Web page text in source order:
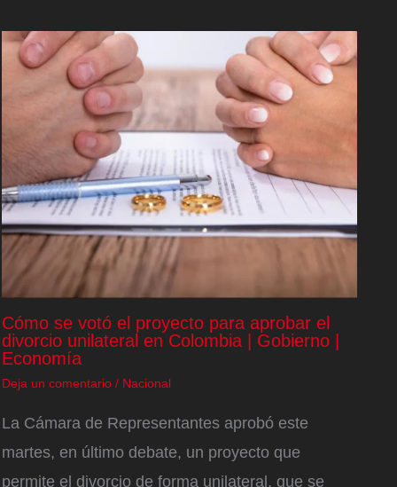
Cómo se votó el proyecto para aprobar el
divorcio unilateral en Colombia | Gobierno |
Economía
Deja un comentario / Nacional
La Cámara de Representantes aprobó este
martes, en último debate, un proyecto que
permite el divorcio de forma unilateral, que se